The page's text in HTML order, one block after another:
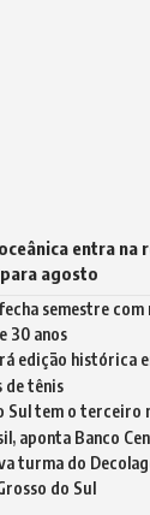
entra na
agosto
semestre
30 anos
edição histórica
de tênis
Sul tem o terceiro
aponta Banco
turma do
do Sul